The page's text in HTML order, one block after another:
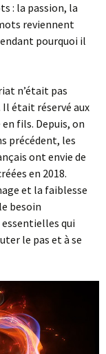
: la passion, la
reviennent
pourquoi il
n’était pas
Il était réservé aux
fils. Depuis, on
précédent, les
ont envie de
en 2018.
et la faiblesse
besoin
qui
le pas et à se